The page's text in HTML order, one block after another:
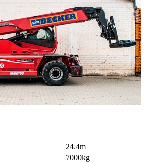
24.4m
7000kg